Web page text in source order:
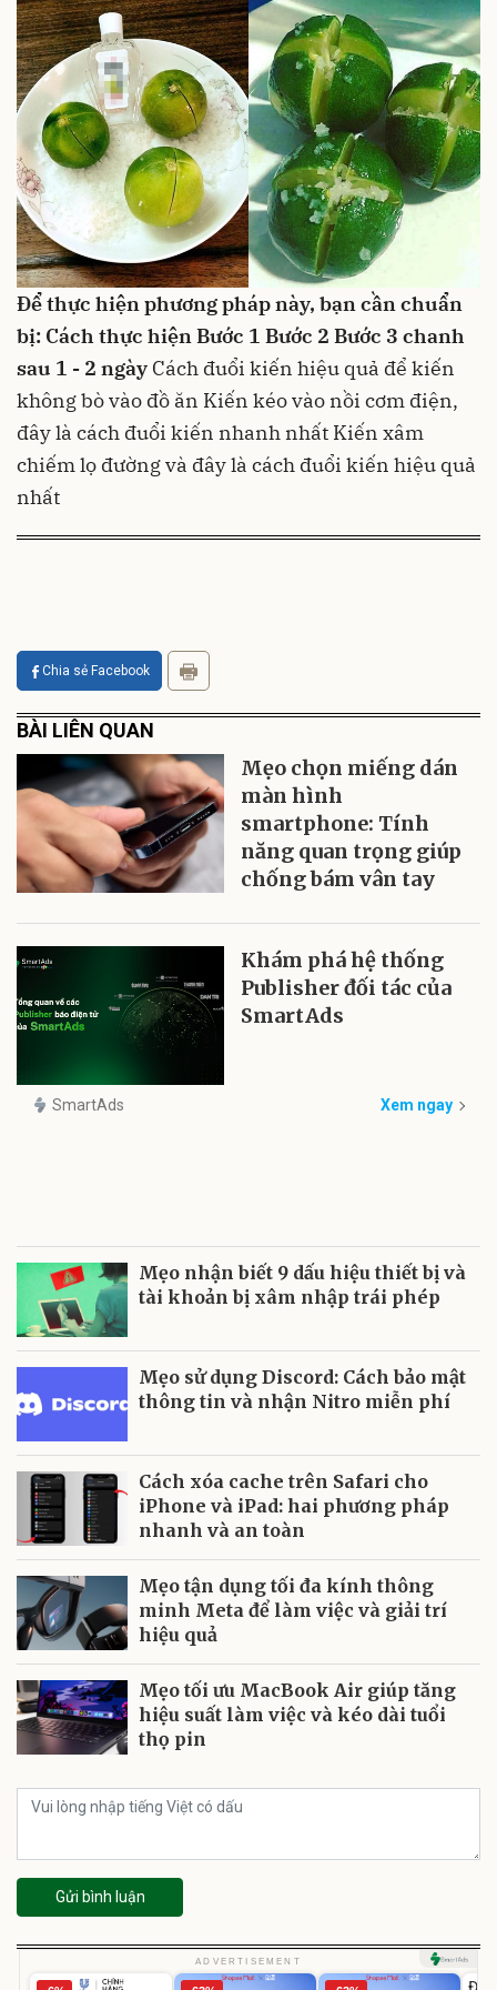
Để thực hiện phương pháp này, bạn cần chuẩn
bị: Cách thực hiệnBước 1 Bước 2 Bước 3 chanh
sau 1 - 2 ngày Cách đuổi kiến hiệu quả để kiến
không bò vào đồ ăn Kiến kéo vào nồi cơm điện,
đây là cách đuổi kiến nhanh nhất Kiến xâm
chiếm lọ đường và đây là cách đuổi kiến hiệu quả
nhất
Chia sẻ Facebook
BÀI LIÊN QUAN
Mẹo chọn miếng dán
màn hình
smartphone: Tính
năng quan trọng giúp
chống bám vân tay
Khám phá hệ thống
Publisher đối tác của
SmartAds
SmartAds Xem ngay
Mẹo nhận biết 9 dấu hiệu thiết bị và
tài khoản bị xâm nhập trái phép
Mẹo sử dụng Discord: Cách bảo mật
thông tin và nhận Nitro miễn phí
Cách xóa cache trên Safari cho
iPhone và iPad: hai phương pháp
nhanh và an toàn
Mẹo tận dụng tối đa kính thông
minh Meta để làm việc và giải trí
hiệu quả
Mẹo tối ưu MacBook Air giúp tăng
hiệu suất làm việc và kéo dài tuổi
thọ pin
Gửi bình luận
ADVERTISEMENT